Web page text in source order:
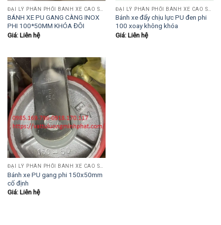
BÁNH XE PU GANG CÀNG INOX
PHI 100*50MM KHÓA ĐÔI
Giá: Liên hệ
Bánh xe đẩy chịu lực PU đen phi
100 xoay không khóa
Giá: Liên hệ
Bánh xe PU gang phi 150x50mm
cố định
Giá: Liên hệ